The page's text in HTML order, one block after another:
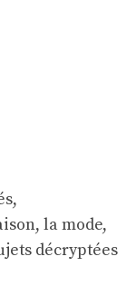
la mode,
décryptées